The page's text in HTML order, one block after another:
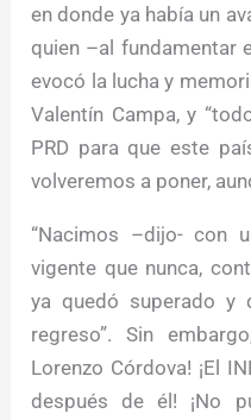
en donde ya había un
quien –al fundamentar
evocó la lucha y
Valentín Campa, y
PRD para que este
volveremos a poner,
“Nacimos –dijo- con
vigente que nunca,
ya quedó superado y
regreso”. Sin
Lorenzo Córdova! ¡El
después de él! ¡No